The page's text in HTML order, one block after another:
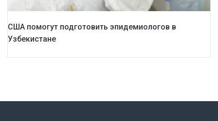
США помогут подготовить эпидемиологов в
Узбекистане